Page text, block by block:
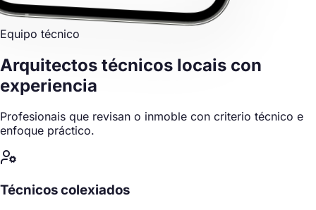
Equipo técnico
Arquitectos técnicos locais con
experiencia
Profesionais que revisan o inmoble con criterio técnico e
enfoque práctico.
Técnicos colexiados